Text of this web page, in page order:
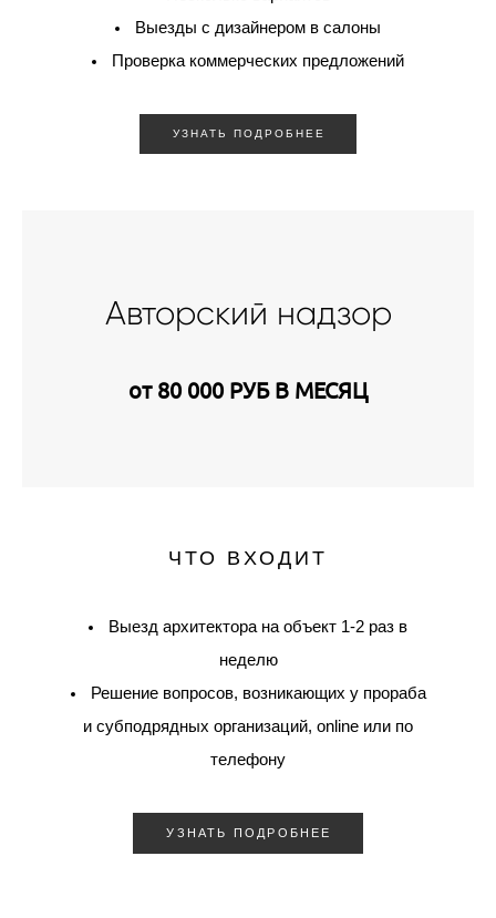
Выезды с дизайнером в салоны
Проверка коммерческих предложений
УЗНАТЬ ПОДРОБНЕЕ
Авторский надзор
от 80 000 РУБ В МЕСЯЦ
ЧТО ВХОДИТ
Выезд архитектора на объект 1-2 раз в
неделю
Решение вопросов, возникающих у прораба
и субподрядных организаций, online или по
телефону
УЗНАТЬ ПОДРОБНЕЕ